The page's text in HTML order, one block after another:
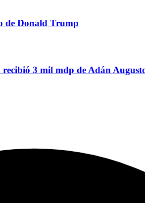
de Donald Trump
3 mil mdp de Adán